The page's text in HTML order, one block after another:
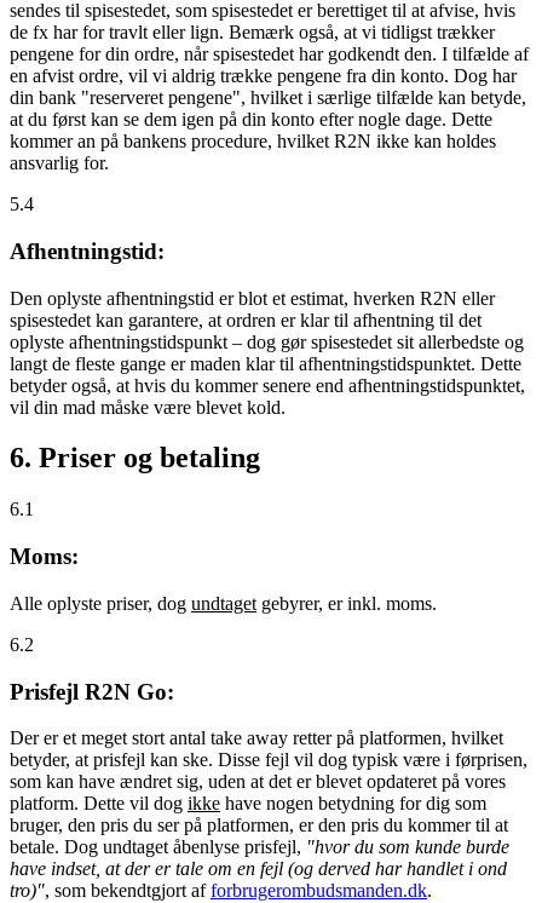
sendes til spisestedet, som spisestedet er berettiget til at afvise, hvis
de fx har for travlt eller lign. Bemærk også, at vi tidligst trækker
pengene for din ordre, når spisestedet har godkendt den. I tilfælde af
en afvist ordre, vil vi aldrig trække pengene fra din konto. Dog har
din bank "reserveret pengene", hvilket i særlige tilfælde kan betyde,
at du først kan se dem igen på din konto efter nogle dage. Dette
kommer an på bankens procedure, hvilket R2N ikke kan holdes
ansvarlig for.
5.4
Afhentningstid:
Den oplyste afhentningstid er blot et estimat, hverken R2N eller
spisestedet kan garantere, at ordren er klar til afhentning til det
oplyste afhentningstidspunkt – dog gør spisestedet sit allerbedste og
langt de fleste gange er maden klar til afhentningstidspunktet. Dette
betyder også, at hvis du kommer senere end afhentningstidspunktet,
vil din mad måske være blevet kold.
6. Priser og betaling
6.1
Moms:
Alle oplyste priser, dog undtaget gebyrer, er inkl. moms.
6.2
Prisfejl R2N Go:
Der er et meget stort antal take away retter på platformen, hvilket
betyder, at prisfejl kan ske. Disse fejl vil dog typisk være i førprisen,
som kan have ændret sig, uden at det er blevet opdateret på vores
platform. Dette vil dog ikke have nogen betydning for dig som
bruger, den pris du ser på platformen, er den pris du kommer til at
betale. Dog undtaget åbenlyse prisfejl, "hvor du som kunde burde
have indset, at der er tale om en fejl (og derved har handlet i ond
tro)", som bekendtgjort afforbrugerombudsmanden.dk.